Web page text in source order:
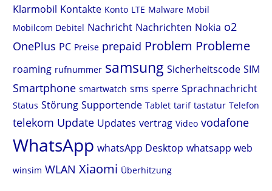
Klarmobil Kontakte Konto LTE Malware Mobil
Mobilcom Debitel Nachricht Nachrichten Nokia o2
OnePlus PC Preise prepaid Problem Probleme
roaming rufnummer samsung Sicherheitscode SIM
Smartphone smartwatch sms sperre Sprachnachricht
Status Störung Supportende Tablet tarif tastatur Telefon
telekom Update Updates vertrag Video vodafone
WhatsApp whatsApp Desktop whatsapp web
winsim WLAN Xiaomi Überhitzung